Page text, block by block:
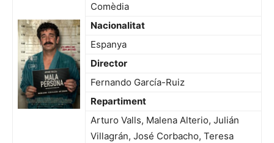
Comèdia
Nacionalitat
Espanya
Director
Fernando García-Ruiz
Repartiment
Arturo Valls, Malena Alterio, Julián
Villagrán, José Corbacho, Teresa